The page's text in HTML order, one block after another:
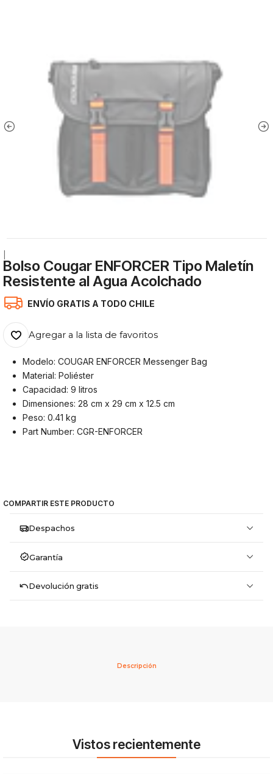
Bolso Cougar ENFORCER Tipo Maletín
Resistente al Agua Acolchado
ENVÍO GRATIS A TODO CHILE
Agregar a la lista de favoritos
Modelo: COUGAR ENFORCER Messenger Bag
Material: Poliéster
Capacidad: 9 litros
Dimensiones: 28 cm x 29 cm x 12.5 cm
Peso: 0.41 kg
Part Number: CGR-ENFORCER
COMPARTIR ESTE PRODUCTO
Despachos
Garantía
Devolución gratis
Descripción
Vistos recientemente